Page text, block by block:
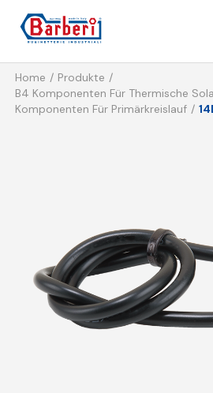
Home
Produkte
B4 Komponenten Für Thermische
Komponenten Für Primärkreislauf